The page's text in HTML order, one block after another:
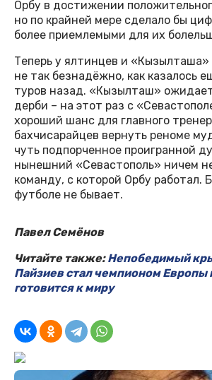
Орбу в достижении
но по крайней мере сделало бы
более приемлемыми для их
Теперь у ялтинцев и «Кызылташа»
не так безнадёжно, как казалось
туров назад. «Кызылташ»
дерби – на этот раз с
хороший шанс для главного
бахчисарайцев вернуть реноме
чуть подпорченное проигранной
нынешний «Севастополь» ничем
команду, с которой Орбу работал.
футболе не бывает.
Павел Семёнов
Читайте также:Непобедимый
Пайзиев стал чемпионом Европы
готовится к миру